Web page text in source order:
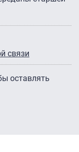
связи
оставлять